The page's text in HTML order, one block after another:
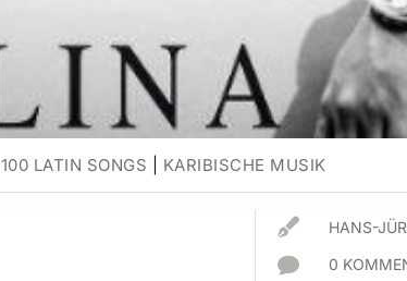
100 LATIN SONGS KARIBISCHE MUSIK
 HANS-
 0